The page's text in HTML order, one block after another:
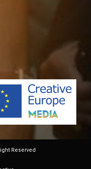
Reserved